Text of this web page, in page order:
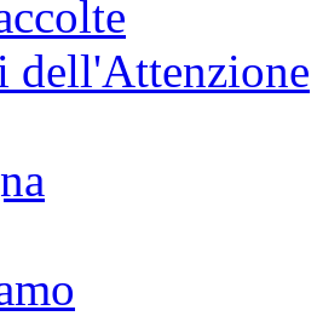
dell'Attenzione